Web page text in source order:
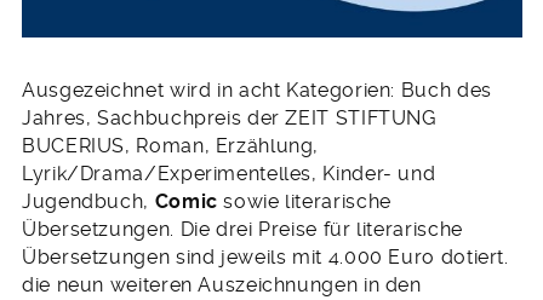
Ausgezeichnet wird in acht Kategorien: Buch des
Jahres, Sachbuchpreis der ZEIT STIFTUNG
BUCERIUS, Roman, Erzählung,
Lyrik/Drama/Experimentelles, Kinder- und
Jugendbuch, Comic sowie literarische
Übersetzungen. Die drei Preise für literarische
Übersetzungen sind jeweils mit 4.000 Euro dotiert.
die neun weiteren Auszeichnungen in den